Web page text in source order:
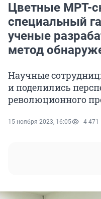
Цветные МРТ-
специальный
ученые
метод
Научные
и поделились
революционного
15 ноября 2023, 16:05 4 471